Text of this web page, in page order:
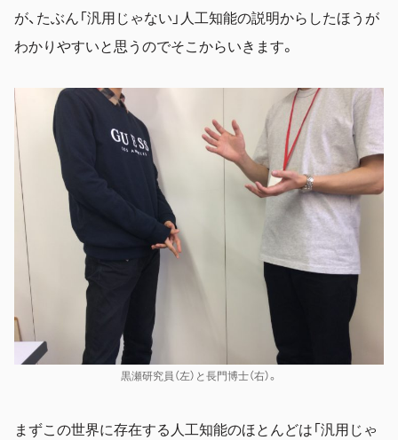
が、たぶん「汎用じゃない」人工知能の説明からしたほうが
わかりやすいと思うのでそこからいきます。
黒瀬研究員（左）と長門博士（右）。
まずこの世界に存在する人工知能のほとんどは「汎用じゃ